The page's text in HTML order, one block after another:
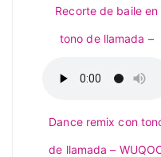
Recorte de baile en
tono de llamada –
Dance remix con
de llamada –